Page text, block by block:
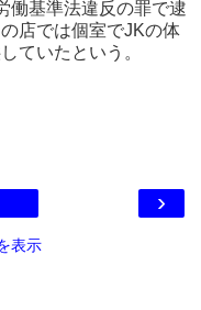
働基準法違反の罪で逮
店では個室でJKの体
ていたという。
›
表示